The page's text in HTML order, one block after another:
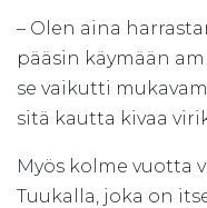
– Olen aina
pääsin käymään
se vaikutti
sitä kautta kivaa
Myös kolme vuotta
Tuukalla, joka on